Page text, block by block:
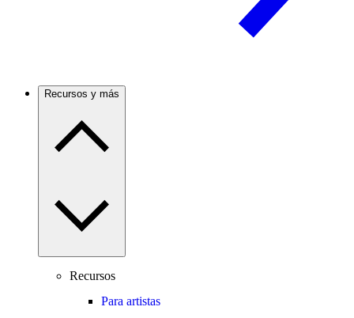
Recursos y más
Recursos
Para artistas